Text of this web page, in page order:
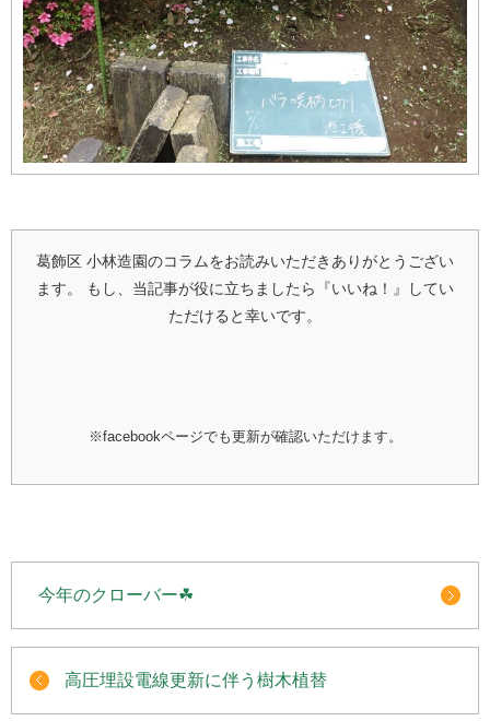
葛飾区 小林造園のコラムをお読みいただきありがとうござい
ます。
もし、当記事が役に立ちましたら『いいね！』してい
ただけると幸いです。
※facebookページでも更新が確認いただけます。
今年のクローバー☘
高圧埋設電線更新に伴う樹木植替